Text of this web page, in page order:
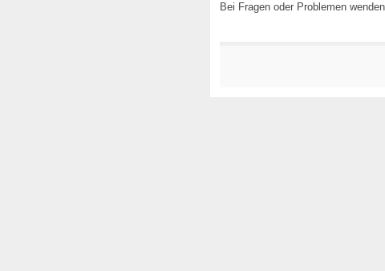
Bei Fragen oder Problemen